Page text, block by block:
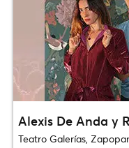
Alexis De Anda y
Teatro Galerías,